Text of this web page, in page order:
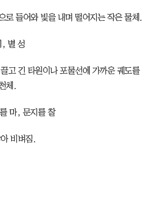
로 들어와 빛을 내며 떨어지는 작은 물체.
, 별 성
고 긴 타원이나 포물선에 가까운 궤도를
체.
마, 문지를 찰
비벼짐.